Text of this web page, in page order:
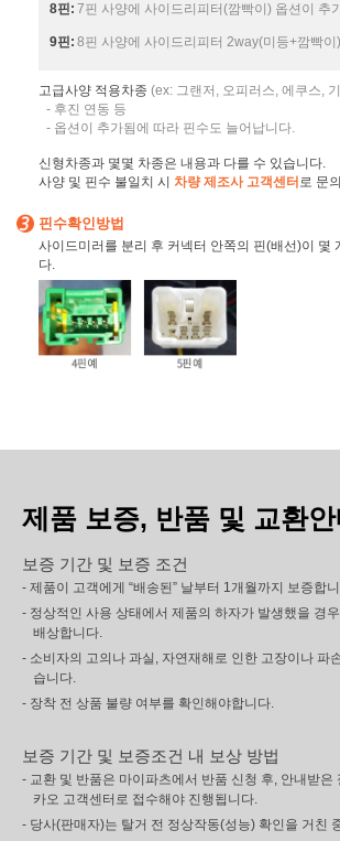
8핀: 7핀 사양에 사이드리피터(깜빡이) 옵션이 추
9핀: 8핀 사양에 사이드리피터 2way(미등+깜빡
고급사양 적용차종 (ex: 그랜저, 오피러스, 에쿠스,
- 후진 연동 등
- 옵션이 추가됨에 따라 핀수도 늘어납니다.
신형차종과 몇몇 차종은 내용과 다를 수 있습니다.
사양 및 핀수 불일치 시 차량 제조사 고객센터 로 문
핀수확인방법
사이드미러를 분리 후 커넥터 안쪽의 핀(배선)이 몇
다.
제품 보증, 반품 및 교환안
보증 기간 및 보증 조건
- 제품이 고객에게 “배송된” 날부터 1개월까지 보증합
- 정상적인 사용 상태에서 제품의 하자가 발생했을 경
배상합니다.
- 소비자의 고의나 과실, 자연재해로 인한 고장이나 파
습니다.
- 장착 전 상품 불량 여부를 확인해야합니다.
보증 기간 및 보증조건 내 보상 방법
- 교환 및 반품은 마이파츠에서 반품 신청 후, 안내받은
카오 고객센터로 접수해야 진행됩니다.
- 당사(판매자)는 탈거 전 정상작동(성능) 확인을 거친